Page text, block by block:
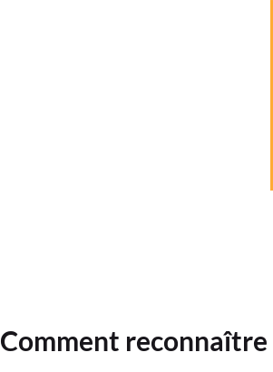
Comment